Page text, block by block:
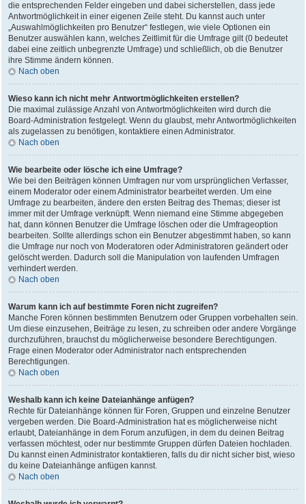
die entsprechenden Felder eingeben und dabei sicherstellen, dass jede
Antwortmöglichkeit in einer eigenen Zeile steht. Du kannst auch unter
„Auswahlmöglichkeiten pro Benutzer“ festlegen, wie viele Optionen ein
Benutzer auswählen kann, welches Zeitlimit für die Umfrage gilt (0 bedeutet
dabei eine zeitlich unbegrenzte Umfrage) und schließlich, ob die Benutzer
ihre Stimme ändern können.
Nach oben
Wieso kann ich nicht mehr Antwortmöglichkeiten erstellen?
Die maximal zulässige Anzahl von Antwortmöglichkeiten wird durch die
Board-Administration festgelegt. Wenn du glaubst, mehr Antwortmöglichkeiten
als zugelassen zu benötigen, kontaktiere einen Administrator.
Nach oben
Wie bearbeite oder lösche ich eine Umfrage?
Wie bei den Beiträgen können Umfragen nur vom ursprünglichen Verfasser,
einem Moderator oder einem Administrator bearbeitet werden. Um eine
Umfrage zu bearbeiten, ändere den ersten Beitrag des Themas; dieser ist
immer mit der Umfrage verknüpft. Wenn niemand eine Stimme abgegeben
hat, dann können Benutzer die Umfrage löschen oder die Umfrageoption
bearbeiten. Sollte allerdings schon ein Benutzer abgestimmt haben, so kann
die Umfrage nur noch von Moderatoren oder Administratoren geändert oder
gelöscht werden. Dadurch soll die Manipulation von laufenden Umfragen
verhindert werden.
Nach oben
Warum kann ich auf bestimmte Foren nicht zugreifen?
Manche Foren können bestimmten Benutzern oder Gruppen vorbehalten sein.
Um diese einzusehen, Beiträge zu lesen, zu schreiben oder andere Vorgänge
durchzuführen, brauchst du möglicherweise besondere Berechtigungen.
Frage einen Moderator oder Administrator nach entsprechenden
Berechtigungen.
Nach oben
Weshalb kann ich keine Dateianhänge anfügen?
Rechte für Dateianhänge können für Foren, Gruppen und einzelne Benutzer
vergeben werden. Die Board-Administration hat es möglicherweise nicht
erlaubt, Dateianhänge in dem Forum anzufügen, in dem du deinen Beitrag
verfassen möchtest, oder nur bestimmte Gruppen dürfen Dateien hochladen.
Du kannst einen Administrator kontaktieren, falls du dir nicht sicher bist, wieso
du keine Dateianhänge anfügen kannst.
Nach oben